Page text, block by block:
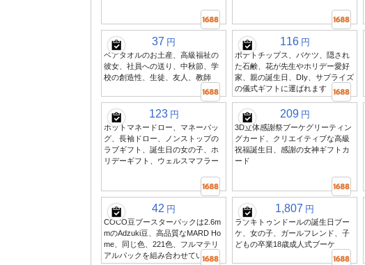
37 円
ベアタオルのお土産、高級福祉の
彼女、社員への送り、中秋節、学
校の創造性、生徒、友人、教師
116 円
ポテトチップス、バケツ、隠され
た石鹸、花が先生やホリデー愛好
家、親の誕生日、DIy、サプライズ
の儀式ギフトに運ばれます
123 円
ホットマネードロー、マネーバッ
グ、長袖ドロー、ノンストップの
ラブギフト、誕生日の女の子、ホ
リデーギフト、ウェルスマフラー
209 円
3D立体感謝祭ブーケグリーティン
グカード、クリエイティブな高級
祝福誕生日、感謝の女神ギフトカ
ード
42 円
COCO豆ブースターパックは2.6m
mのAdzuki豆、高品質なMARD Ho
me、同じ色、221色、フルマテリ
アルパックを組み合わせています
1,807 円
ラブキトゥンドールの誕生日ブー
ケ、女の子、ガールフレンド、子
どもの卒業18歳成人式ブーケ